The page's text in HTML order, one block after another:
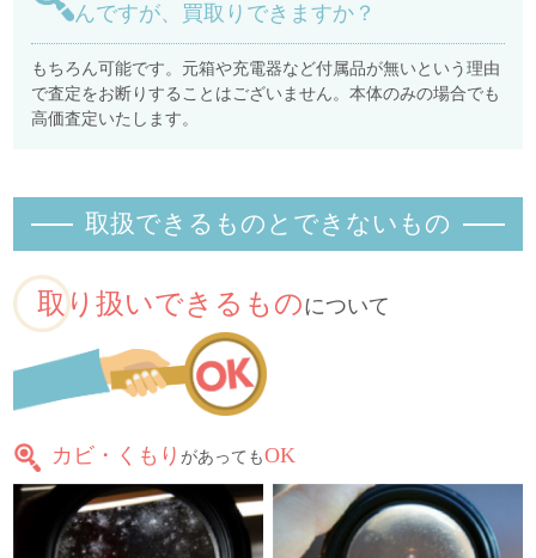
んですが、買取りできますか？
もちろん可能です。元箱や充電器など付属品が無いという理由
で査定をお断りすることはございません。本体のみの場合でも
高価査定いたします。
取扱できるものとできないもの
取り扱いできるものについて
カビ・くもり があってもOK